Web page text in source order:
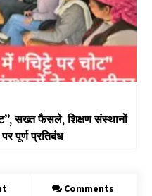
सख्त फैसले, शिक्षण संस्थानों
पूर्ण प्रतिबंध
Comments